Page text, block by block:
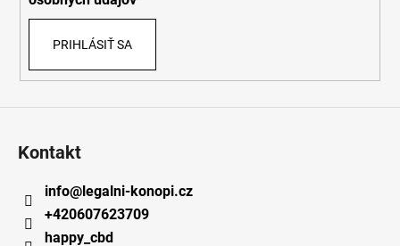
PRIHLÁSIŤ SA
Kontakt
info@legalni-konopi.cz
+420607623709
happy_cbd